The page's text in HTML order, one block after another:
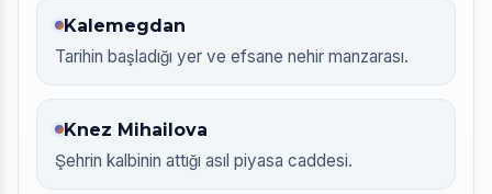
Kalemegdan
Tarihin başladığı yer ve efsane nehir manzarası.
Knez Mihailova
Şehrin kalbinin attığı asıl piyasa caddesi.